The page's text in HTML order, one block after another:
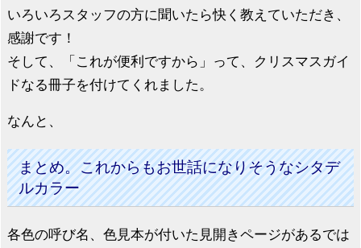
いろいろスタッフの方に聞いたら快く教えていただき、
感謝です！
そして、「これが便利ですから」って、クリスマスガイ
ドなる冊子を付けてくれました。
なんと、
まとめ。これからもお世話になりそうなシタデ
ルカラー
各色の呼び名、色見本が付いた見開きページがあるでは